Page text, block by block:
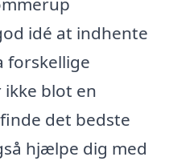
idé at indhente
forskellige
blot en
det bedste
hjælpe dig med